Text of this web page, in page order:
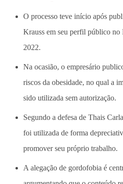
O processo teve início após
Krauss em seu perfil público no
2022.
Na ocasião, o empresário
riscos da obesidade, no qual a
sido utilizada sem autorização.
Segundo a defesa de Thais
foi utilizada de forma
promover seu próprio trabalho.
A alegação de gordofobia é